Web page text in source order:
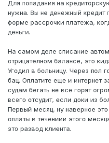
Для попадания на
нужна. Вы не денежный кредит
форме рассрочки платежа,
деньги.
На самом деле списание
отрицателном балансе, это
Угодил в больницу. Через пол
бац. Оплатите еще и интернет
судам бегать не все горят
всего отсудит, если доки из
Первый месяц, ну наверное
оплаты в течениии этого
это развод клиента.